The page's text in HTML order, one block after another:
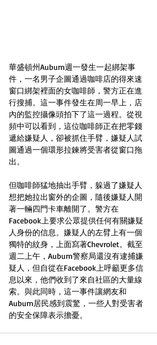
華盛頓州Auburn週一發生一起綁架事
件，一名男子企圖通過咖啡店的得來速
窗口綁架裡面的女咖啡師，警方正在進
行搜捕。這一事件發生在周一早上，店
內的監控攝像頭拍下了這一過程。從視
頻中可以看到，這位咖啡師正在把零錢
遞給嫌疑人，卻被抓住手臂，嫌疑人試
圖通過一個環形拉鍊將受害者從窗口拖
出。
但咖啡師猛地抽出手臂，躲過了嫌疑人
想把她拉出窗外的企圖，隨後嫌疑人開
著一輛四門卡車離開了。警方在
Facebook上要求公眾提供任何有關嫌疑
人身份的信息。嫌疑人的左臂上有一個
獨特的紋身，上面寫著Chevrolet。截至
週二上午，Auburn警察局還沒有逮捕嫌
疑人，但自從在Facebook上呼籲更多信
息以來，他們收到了來自社區的大量線
索。與此同時，這一事件讓網友和
Auburn居民感到震驚，一些人對受害者
的安全保障表示擔憂。